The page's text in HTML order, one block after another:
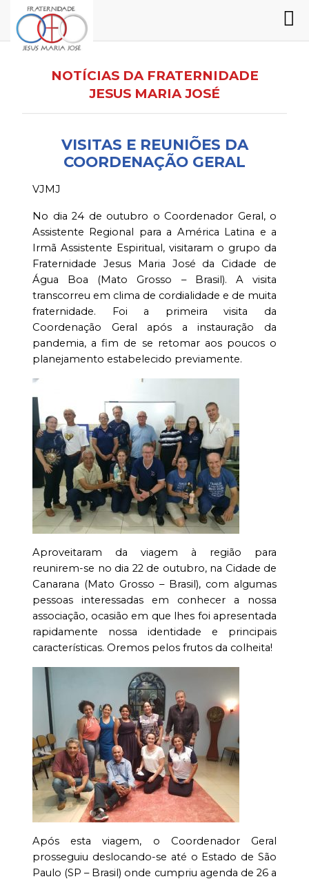
NOTÍCIAS DA FRATERNIDADE
JESUS MARIA JOSÉ
VISITAS E REUNIÕES DA
COORDENAÇÃO GERAL
VJMJ
No dia 24 de outubro o Coordenador Geral, o
Assistente Regional para a América Latina e a
Irmã Assistente Espiritual, visitaram o grupo da
Fraternidade Jesus Maria José da Cidade de
Água Boa (Mato Grosso – Brasil). A visita
transcorreu em clima de cordialidade e de muita
fraternidade. Foi a primeira visita da
Coordenação Geral após a instauração da
pandemia, a fim de se retomar aos poucos o
planejamento estabelecido previamente.
Aproveitaram da viagem à região para
reunirem-se no dia 22 de outubro, na Cidade de
Canarana (Mato Grosso – Brasil), com algumas
pessoas interessadas em conhecer a nossa
associação, ocasião em que lhes foi apresentada
rapidamente nossa identidade e principais
características. Oremos pelos frutos da colheita!
Após esta viagem, o Coordenador Geral
prosseguiu deslocando-se até o Estado de São
Paulo (SP – Brasil) onde cumpriu agenda de 26 a